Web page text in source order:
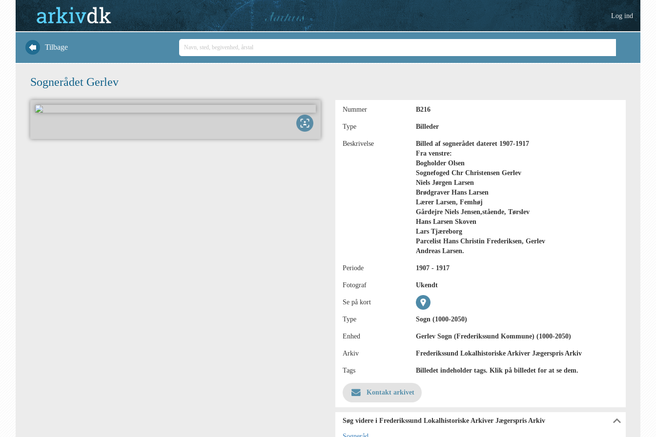
Log ind
Tilbage
Sognerådet Gerlev
Nummer B216
Type Billeder
Beskrivelse
Billed af sognerådet dateret 1907-1917
Fra venstre:
Bogholder Olsen
Sognefoged Chr Christensen Gerlev
Niels Jørgen Larsen
Brødgraver Hans Larsen
Lærer Larsen, Femhøj
Gårdejre Niels Jensen,stående, Tørslev
Hans Larsen Skoven
Lars Tjæreborg
Parcelist Hans Christin Frederiksen, Gerlev
Andreas Larsen.
Periode 1907 - 1917
Fotograf Ukendt
Se på kort
Type Sogn (1000-2050)
Enhed Gerlev Sogn (Frederikssund Kommune) (1000-2050)
Arkiv Frederikssund Lokalhistoriske Arkiver Jægerspris Arkiv
Tags Billedet indeholder tags. Klik på billedet for at se dem.
Kontakt arkivet
Søg videre i Frederikssund Lokalhistoriske Arkiver Jægerspris Arkiv